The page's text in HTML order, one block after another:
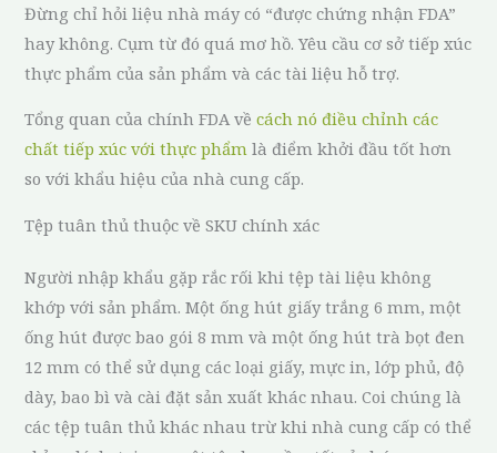
Đừng chỉ hỏi liệu nhà máy có “được chứng nhận FDA”
hay không. Cụm từ đó quá mơ hồ. Yêu cầu cơ sở tiếp xúc
thực phẩm của sản phẩm và các tài liệu hỗ trợ.
Tổng quan của chính FDA vềcách nó điều chỉnh các
chất tiếp xúc với thực phẩm là điểm khởi đầu tốt hơn
so với khẩu hiệu của nhà cung cấp.
Tệp tuân thủ thuộc về SKU chính xác
Người nhập khẩu gặp rắc rối khi tệp tài liệu không
khớp với sản phẩm. Một ống hút giấy trắng 6 mm, một
ống hút được bao gói 8 mm và một ống hút trà bọt đen
12 mm có thể sử dụng các loại giấy, mực in, lớp phủ, độ
dày, bao bì và cài đặt sản xuất khác nhau. Coi chúng là
các tệp tuân thủ khác nhau trừ khi nhà cung cấp có thể